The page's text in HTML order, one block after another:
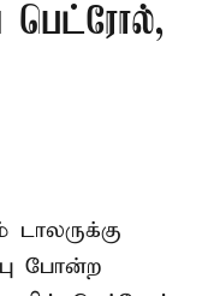
போன்ற